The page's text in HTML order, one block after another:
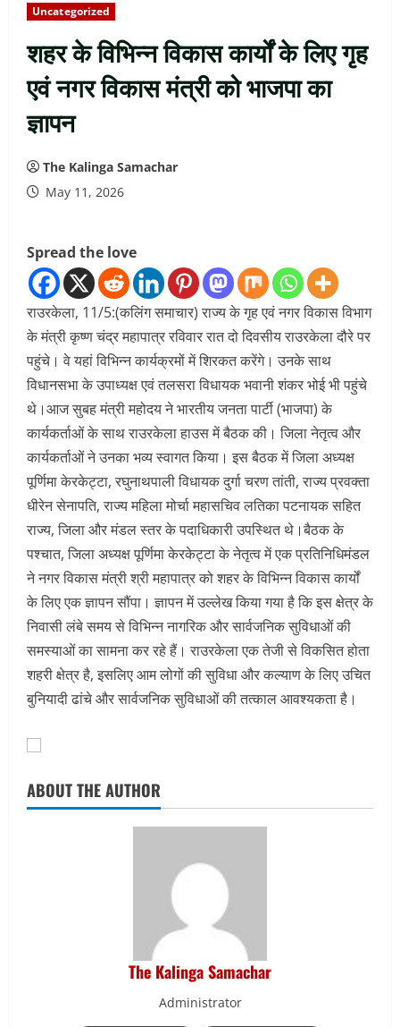
Uncategorized
शहर के विभिन्न विकास कार्यों के लिए गृह
एवं नगर विकास मंत्री को भाजपा का
ज्ञापन
The Kalinga Samachar
May 11, 2026
Spread the love
राउरकेला, 11/5:(कलिंग समाचार) राज्य के गृह एवं नगर विकास विभाग
के मंत्री कृष्ण चंद्र महापात्र रविवार रात दो दिवसीय राउरकेला दौरे पर
पहुंचे। वे यहां विभिन्न कार्यक्रमों में शिरकत करेंगे। उनके साथ
विधानसभा के उपाध्यक्ष एवं तलसरा विधायक भवानी शंकर भोई भी पहुंचे
थे।आज सुबह मंत्री महोदय ने भारतीय जनता पार्टी (भाजपा) के
कार्यकर्ताओं के साथ राउरकेला हाउस में बैठक की। जिला नेतृत्व और
कार्यकर्ताओं ने उनका भव्य स्वागत किया। इस बैठक में जिला अध्यक्ष
पूर्णिमा केरकेट्टा, रघुनाथपाली विधायक दुर्गा चरण तांती, राज्य प्रवक्ता
धीरेन सेनापति, राज्य महिला मोर्चा महासचिव लतिका पटनायक सहित
राज्य, जिला और मंडल स्तर के पदाधिकारी उपस्थित थे।बैठक के
पश्चात, जिला अध्यक्ष पूर्णिमा केरकेट्टा के नेतृत्व में एक प्रतिनिधिमंडल
ने नगर विकास मंत्री श्री महापात्र को शहर के विभिन्न विकास कार्यों
के लिए एक ज्ञापन सौंपा। ज्ञापन में उल्लेख किया गया है कि इस क्षेत्र के
निवासी लंबे समय से विभिन्न नागरिक और सार्वजनिक सुविधाओं की
समस्याओं का सामना कर रहे हैं। राउरकेला एक तेजी से विकसित होता
शहरी क्षेत्र है, इसलिए आम लोगों की सुविधा और कल्याण के लिए उचित
बुनियादी ढांचे और सार्वजनिक सुविधाओं की तत्काल आवश्यकता है।
ABOUT THE AUTHOR
The Kalinga Samachar
Administrator